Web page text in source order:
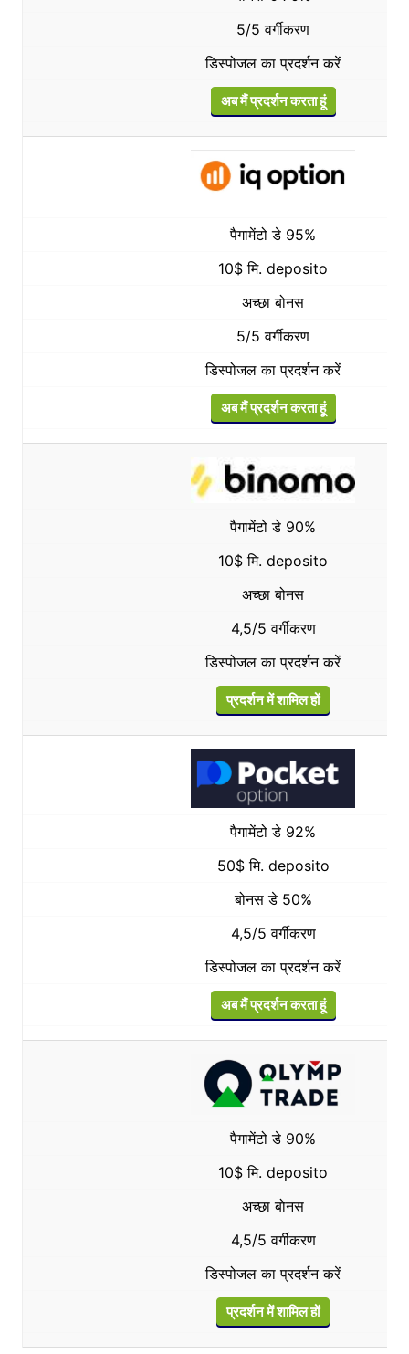
5/5 वर्गीकरण
डिस्पोजल का प्रदर्शन करें
अब मैं प्रदर्शन करता हूं
पैगामेंटो डे 95%
10$ मि. deposito
अच्छा बोनस
5/5 वर्गीकरण
डिस्पोजल का प्रदर्शन करें
अब मैं प्रदर्शन करता हूं
पैगामेंटो डे 90%
10$ मि. deposito
अच्छा बोनस
4,5/5 वर्गीकरण
डिस्पोजल का प्रदर्शन करें
प्रदर्शन में शामिल हों
पैगामेंटो डे 92%
50$ मि. deposito
बोनस डे 50%
4,5/5 वर्गीकरण
डिस्पोजल का प्रदर्शन करें
अब मैं प्रदर्शन करता हूं
पैगामेंटो डे 90%
10$ मि. deposito
अच्छा बोनस
4,5/5 वर्गीकरण
डिस्पोजल का प्रदर्शन करें
प्रदर्शन में शामिल हों